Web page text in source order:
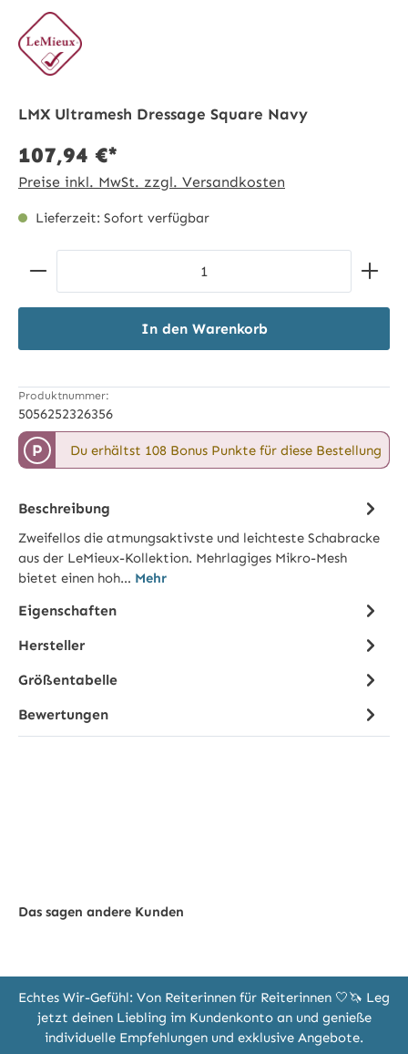
LMX Ultramesh Dressage Square Navy
107,94 €*
Preise inkl. MwSt. zzgl. Versandkosten
Lieferzeit: Sofort verfügbar
Produkt Anzahl: Gib den gewünschten Wert ein
In den Warenkorb
Produktnummer:
5056252326356
P Du erhältst 108 Bonus Punkte für diese Bestellung
Beschreibung
Zweifellos die atmungsaktivste und leichteste Schabracke
aus der LeMieux-Kollektion. Mehrlagiges Mikro-Mesh
bietet einen hoh… Mehr
Eigenschaften
Hersteller
Größentabelle
Bewertungen
Das sagen andere Kunden
Echtes Wir-Gefühl: Von Reiterinnen für Reiterinnen 🤍🦄 Leg
jetzt deinen Liebling im Kundenkonto an und genieße
individuelle Empfehlungen und exklusive Angebote.